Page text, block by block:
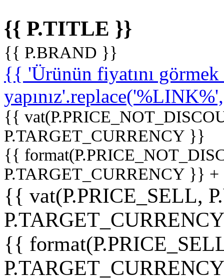
{{ P.TITLE }}
{{ P.BRAND }}
{{ 'Ürünün fiyatını
{{
P.TARGET_CURRENCY }}
{{
P.TARGET_CURRENCY }}
{{ vat(P.PRICE_SELL,
{{